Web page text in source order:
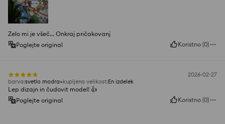
Zelo mi je všeč... Onkraj pričakovanj
Poglejte original
Koristno (0)
2026-02-27
barva:svetlo modra kupljena velikost:En izdelek
Lep dizajn in čudovit model! 👍️
Poglejte original
Koristno (0)